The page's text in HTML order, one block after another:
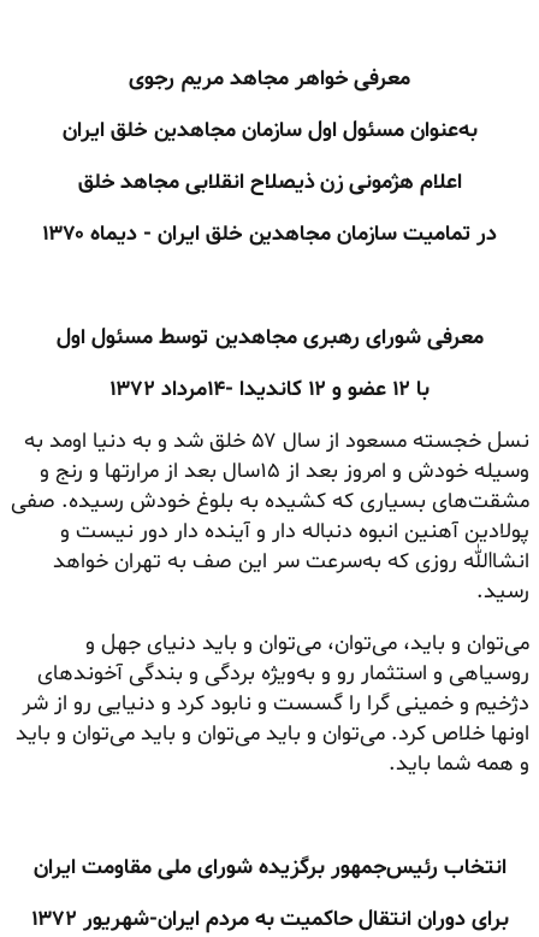
معرفی خواهر مجاهد مریم رجوی
به‌عنوان مسئول اول سازمان مجاهدین خلق ایران
اعلام هژمونی زن ذیصلاح انقلابی مجاهد خلق
در تمامیت سازمان مجاهدین خلق ایران - دیماه ۱۳۷۰
معرفی شورای رهبری مجاهدین توسط مسئول اول
با ۱۲ عضو و ۱۲ کاندیدا -۱۴مرداد ۱۳۷۲
نسل خجسته مسعود از سال ۵۷ خلق شد و به دنیا اومد به
وسیله خودش و امروز بعد از ۱۵سال بعد از مرارتها و رنج و
مشقت‌های بسیاری که کشیده به بلوغ خودش رسیده. صفی
پولادین آهنین انبوه دنباله دار و آینده دار دور نیست و
انشاالله روزی که به‌سرعت سر این صف به تهران خواهد
رسید.
می‌توان و باید، می‌توان، می‌توان و باید دنیای جهل و
روسیاهی و استثمار رو و به‌ویژه بردگی و بندگی آخوندهای
دژخیم و خمینی گرا را گسست و نابود کرد و دنیایی رو از شر
اونها خلاص کرد. می‌توان و باید می‌توان و باید می‌توان و باید
و همه شما باید.
انتخاب رئیس‌جمهور برگزیده شورای ملی مقاومت ایران
برای دوران انتقال حاکمیت به مردم ایران-شهریور ۱۳۷۲